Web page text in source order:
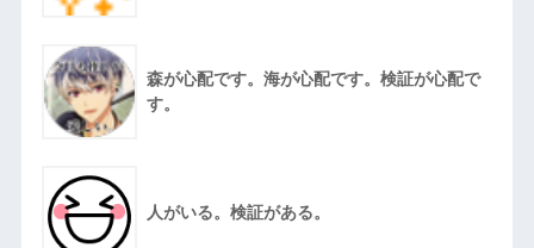
森が心配です。海が心配です。検証が心配で
す。
人がいる。検証がある。